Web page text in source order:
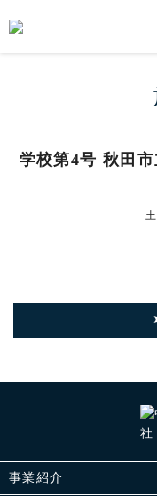
学校第4号 秋田
事業紹介